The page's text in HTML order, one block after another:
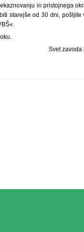
in pristojnega
starejše od 30 dni,
Svet zavoda